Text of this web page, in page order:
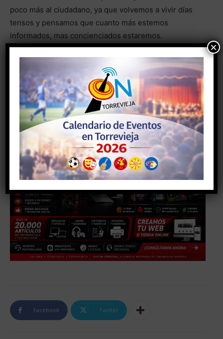
poco más al ciudadano, ya que volvemos a vivir días
tensos y pensamos que cuanto más estemos
informados, mas concienciados estaremos.
- Anuncio -
Facebook Twitter
×